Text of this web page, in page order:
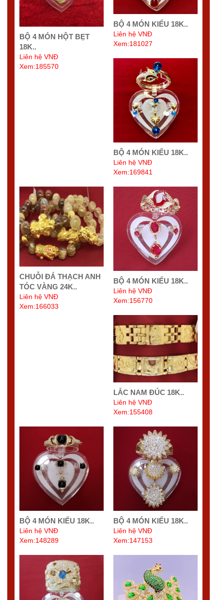
BỘ 4 MÓN HỘT BẸT
18K..
Liên hệ VNĐ
Xem:185570
BỘ 4 MÓN KIỂU 18K..
Liên hệ VNĐ
Xem:181027
BỘ 4 MÓN KIỂU 18K..
Liên hệ VNĐ
Xem:169841
CHUỖI ĐÁ THẠCH ANH
TÓC VÀNG 24K..
Liên hệ VNĐ
Xem:166033
BỘ 4 MÓN KIỂU 18K..
Liên hệ VNĐ
Xem:156770
LẮC NAM ĐÚC 18K..
Liên hệ VNĐ
Xem:155408
BỘ 4 MÓN KIỂU 18K..
Liên hệ VNĐ
Xem:148289
BỘ 4 MÓN KIỂU 18K..
Liên hệ VNĐ
Xem:147153